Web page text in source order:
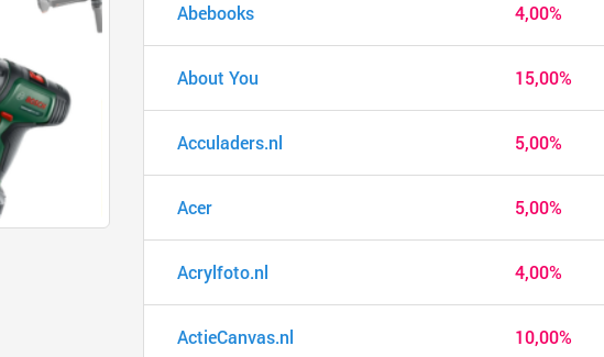
Abebooks 4,00%
About You 15,00%
Acculaders.nl 5,00%
Acer 5,00%
Acrylfoto.nl 4,00%
ActieCanvas.nl 10,00%